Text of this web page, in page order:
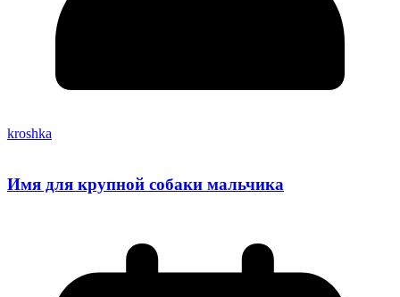
kroshka
Имя для крупной собаки мальчика